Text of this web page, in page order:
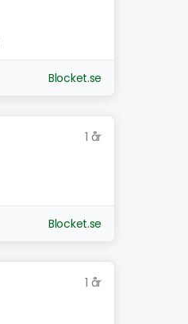
Blocket.se
1 år
Blocket.se
1 år